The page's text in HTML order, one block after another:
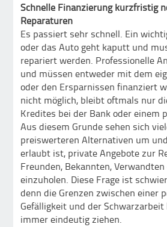
Schnelle Finanzierung kurzfristig
Reparaturen
Es passiert sehr schnell. Ein
oder das Auto geht kaputt und
repariert werden. Professionelle
und müssen entweder mit dem
oder den Ersparnissen finanziert
nicht möglich, bleibt oftmals nur
Kredites bei der Bank oder einem
Aus diesem Grunde sehen sich
preiswerteren Alternativen um
erlaubt ist, private Angebote zur
Freunden, Bekannten,
einzuholen. Diese Frage ist
denn die Grenzen zwischen einer
Gefälligkeit und der
immer eindeutig ziehen.